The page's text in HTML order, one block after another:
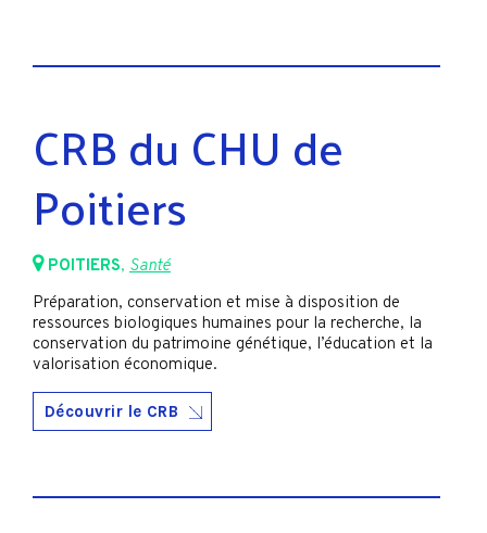
CRB du CHU de
Poitiers
POITIERS, Santé
Préparation, conservation et mise à disposition de
ressources biologiques humaines pour la recherche, la
conservation du patrimoine génétique, l’éducation et la
valorisation économique.
Découvrir le CRB